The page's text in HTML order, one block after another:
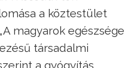
a köztestület
magyarok egészsége
társadalmi
a gyógyítás